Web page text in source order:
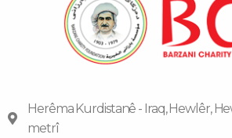
Herêma Kurdistanê - Iraq, Hewlêr,
metrî